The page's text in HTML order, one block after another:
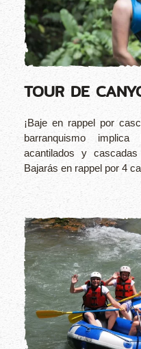
TOUR DE
¡Baje en rappel por
barranquismo
acantilados y
Bajarás en rappel por 4